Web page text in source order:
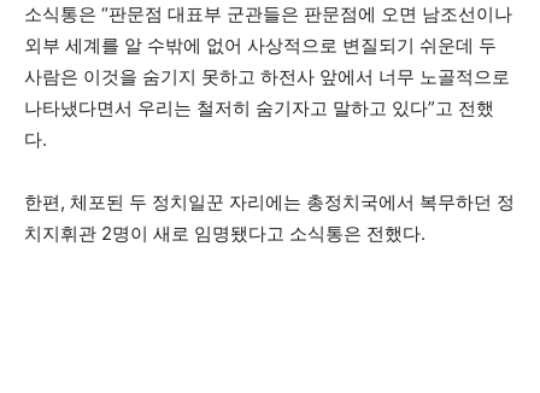
소식통은 “판문점 대표부 군관들은 판문점에 오면 남조선이나
외부 세계를 알 수밖에 없어 사상적으로 변질되기 쉬운데 두
사람은 이것을 숨기지 못하고 하전사 앞에서 너무 노골적으로
나타냈다면서 우리는 철저히 숨기자고 말하고 있다”고 전했
다.
한편, 체포된 두 정치일꾼 자리에는 총정치국에서 복무하던 정
치지휘관 2명이 새로 임명됐다고 소식통은 전했다.